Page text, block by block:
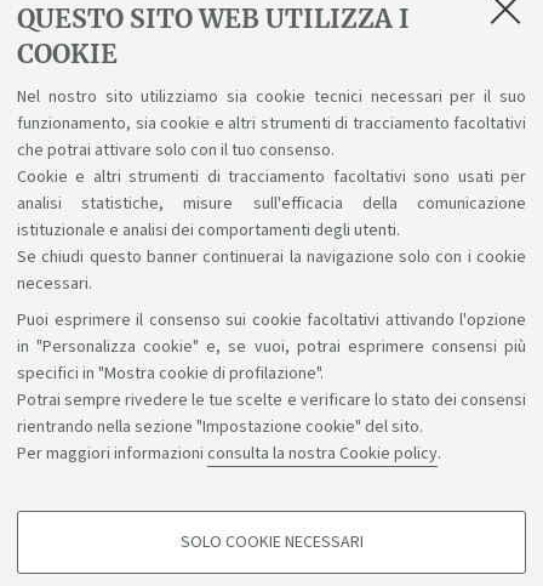
QUESTO SITO WEB UTILIZZA I
COOKIE
Nel nostro sito utilizziamo sia cookie tecnici necessari per il suo
funzionamento, sia cookie e altri strumenti di tracciamento facoltativi
che potrai attivare solo con il tuo consenso.
Cookie e altri strumenti di tracciamento facoltativi sono usati per
analisi statistiche, misure sull'efficacia della comunicazione
istituzionale e analisi dei comportamenti degli utenti.
Se chiudi questo banner continuerai la navigazione solo con i cookie
necessari.
Puoi esprimere il consenso sui cookie facoltativi attivando l'opzione
in "Personalizza cookie" e, se vuoi, potrai esprimere consensi più
specifici in "Mostra cookie di profilazione".
Potrai sempre rivedere le tue scelte e verificare lo stato dei consensi
rientrando nella sezione "Impostazione cookie" del sito.
Per maggiori informazioni consulta la nostra Cookie policy.
COOKIE DI PROFILAZIONE - FACOLTATIVI
SOLO COOKIE NECESSARI
Borsa di studio completa per un valore totale di 6.000
innovativa.
scadenza: 31 marzo.
Link: https://www.idealo.it/azienda/borsa-di-studio
Sosteniamo il diritto alla conoscenza
Seguici su: